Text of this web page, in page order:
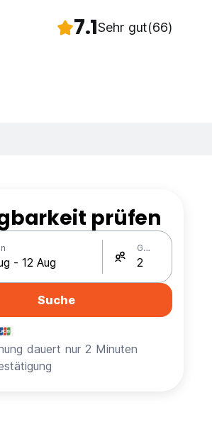
7.1Sehr gut(66)
prüfen
Gäste
Suche
dauert nur 2 Minuten